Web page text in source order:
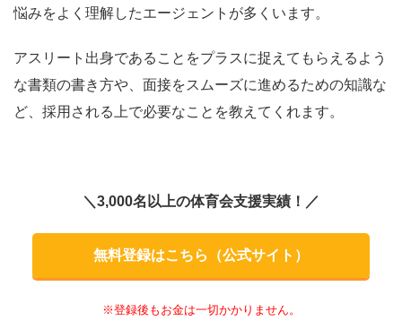
悩みをよく理解したエージェントが多くいます。
アスリート出身であることをプラスに捉えてもらえるよう
な書類の書き方や、面接をスムーズに進めるための知識な
ど、採用される上で必要なことを教えてくれます。
＼3,000名以上の体育会支援実績！／
無料登録はこちら（公式サイト）
※登録後もお金は一切かかりません。